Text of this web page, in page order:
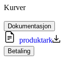
Kurver
Dokumentasjon
produktark
Betaling